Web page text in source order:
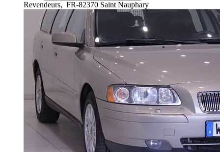
Revendeurs, FR-82370 Saint Nauphary